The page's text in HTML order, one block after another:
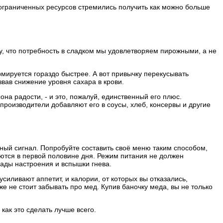
ресурсов стремились получить как можно больше
что потребность в сладком мы удовлетворяем пирожными, а не
гораздо быстрее. А вот привычку перекусывать
снижение уровня сахара в крови.
радости, - и это, пожалуй, единственный его плюс.
добавляют его в соусы, хлеб, консервы и другие
сигнал. Попробуйте составить своё меню таким способом,
в первой половине дня. Режим питания не должен
настроения и вспышки гнева.
аппетит, и калории, от которых вы отказались,
не стоит забывать про мед. Купив баночку меда, вы не только
это сделать лучше всего.